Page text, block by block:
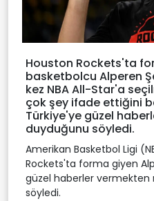
Houston Rockets'ta
basketbolcu Alperen
kez NBA All-Star'a
çok şey ifade ettiğini
Türkiye'ye güzel
duyduğunu söyledi.
Amerikan Basketbol Ligi
Rockets'ta forma giyen
güzel haberler
söyledi.